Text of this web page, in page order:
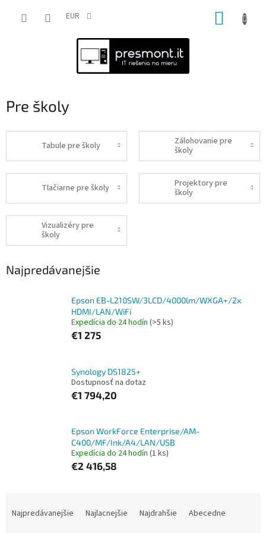
EUR
Pre školy
Tabule pre školy
Zálohovanie pre
školy
Tlačiarne pre školy
Projektory pre
školy
Vizualizéry pre
školy
Najpredávanejšie
Epson EB-L210SW/3LCD/4000lm/WXGA+/2x
HDMI/LAN/WiFi
Expedícia do 24 hodín (>5 ks)
€1 275
Synology DS1825+
Dostupnosť na dotaz
€1 794,20
Epson WorkForce Enterprise/AM-
C400/MF/Ink/A4/LAN/USB
Expedícia do 24 hodín (1 ks)
€2 416,58
Najpredávanejšie Najlacnejšie Najdrahšie Abecedne